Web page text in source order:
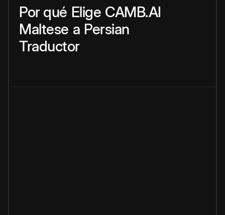
Por qué Elige CAMB.AI
Maltese a Persian
Traductor